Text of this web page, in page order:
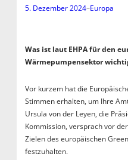
5. Dezember 2024–Europa
Was ist laut EHPA für den
Wärmepumpensektor
Vor kurzem hat die
Stimmen erhalten, um Ihre
Ursula von der Leyen, die
Kommission, versprach vor
Zielen des europäischen
festzuhalten.